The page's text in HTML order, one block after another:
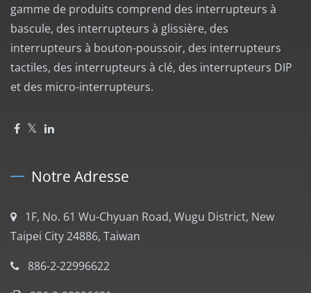
gamme de produits comprend des interrupteurs à
bascule, des interrupteurs à glissière, des
interrupteurs à bouton-poussoir, des interrupteurs
tactiles, des interrupteurs à clé, des interrupteurs DIP
et des micro-interrupteurs.
Notre Adresse
1F, No. 61 Wu-Chyuan Road, Wugu District, New
Taipei City 24886, Taiwan
886-2-22996622